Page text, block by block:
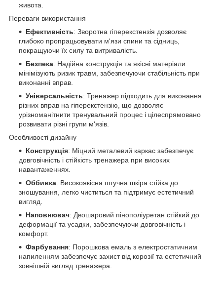
живота.
Переваги використання
Ефективність: Зворотна гіперекстензія дозволяє
глибоко пропрацьовувати м'язи спини та сідниць,
покращуючи їх силу та витривалість.
Безпека: Надійна конструкція та якісні матеріали
мінімізують ризик травм, забезпечуючи стабільність при
виконанні вправ.
Універсальність: Тренажер підходить для виконання
різних вправ на гіперекстензію, що дозволяє
урізноманітнити тренувальний процес і цілеспрямовано
розвивати різні групи м'язів.
Особливості дизайну
Конструкція: Міцний металевий каркас забезпечує
довговічність і стійкість тренажера при високих
навантаженнях.
Оббивка: Високоякісна штучна шкіра стійка до
зношування, легко чиститься та підтримує естетичний
вигляд.
Наповнювач: Двошаровий пінополіуретан стійкий до
деформації та усадки, забезпечуючи довговічність і
комфорт.
Фарбування: Порошкова емаль з електростатичним
напиленням забезпечує захист від корозії та естетичний
зовнішній вигляд тренажера.